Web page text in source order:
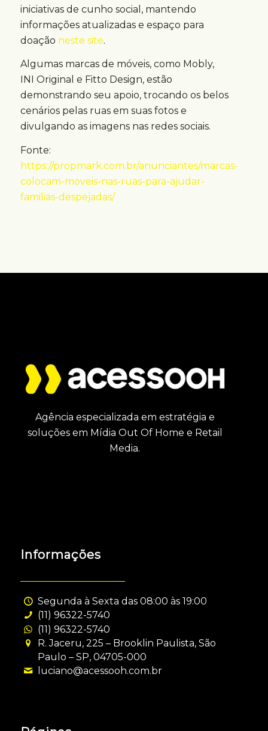
iniciativas de cunho social, mantendo
informações atualizadas e espaço para
doação neste site.
Algumas marcas de móveis, como Mobly,
INI Original e Fitto Design, estão
demonstrando seu apoio, trocando os belos
cenários pelas ruas em suas fotos e
divulgando as imagens nas redes sociais.
Fonte:
https://propmark.com.br/anunciantes/marcas-
colocam-moveis-nas-ruas-para-ajudar-
familias-despejadas/
Agência especializada em estratégia e
soluções em Mídia Out Of Home e Retail
Media.
Informações
Segunda à Sexta das 08:00 às 19:00
(11) 96322-5740
(11) 96322-5740
R. Jaceru, 225 – Brooklin Paulista, São
Paulo – SP, 04705-000
luciano@acessooh.com.br